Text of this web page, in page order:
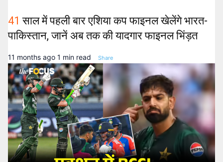
41 साल में पहली बार एशिया कप फाइनल खेलेंगे भारत-
पाकिस्तान, जानें अब तक की यादगार फाइनल भिंड़त
11 months ago 1 min read Share